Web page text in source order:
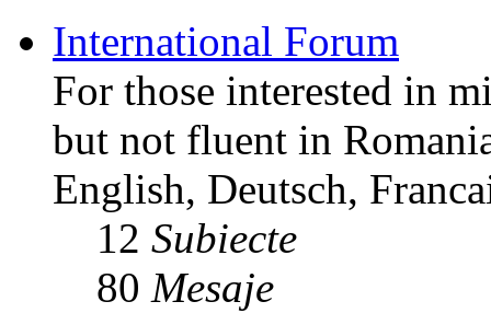
International Forum
For those interested in
but not fluent in
English, Deutsch,
12 Subiecte
80 Mesaje